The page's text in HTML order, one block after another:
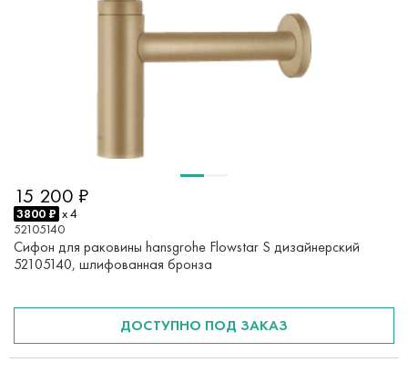
15 200 ₽
3800 ₽ x 4
52105140
Сифон для раковины hansgrohe Flowstar S дизайнерский
52105140, шлифованная бронза
ДОСТУПНО ПОД ЗАКАЗ